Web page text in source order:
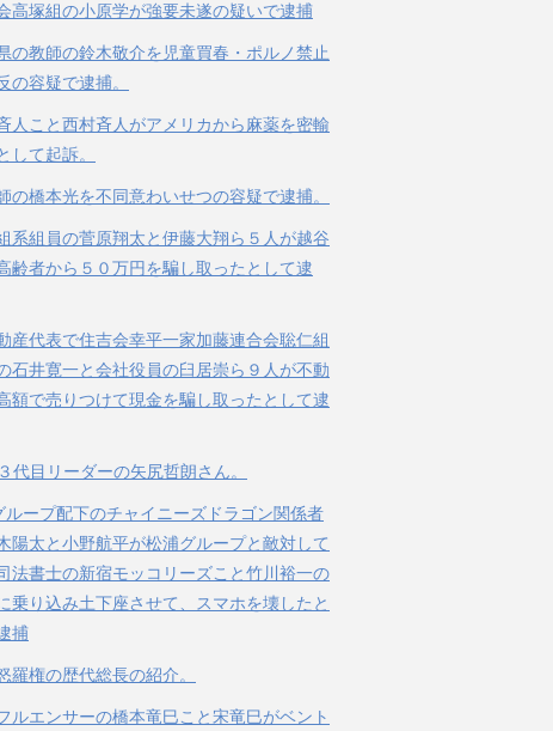
高塚組の小原学が強要未遂の疑いで逮捕
の教師の鈴木敬介を児童買春・ポルノ禁止
の容疑で逮捕。
人こと西村斉人がアメリカから麻薬を密輸
して起訴。
の橋本光を不同意わいせつの容疑で逮捕。
系組員の菅原翔太と伊藤大翔ら５人が越谷
齢者から５０万円を騙し取ったとして逮
産代表で住吉会幸平一家加藤連合会聡仁組
石井寛一と会社役員の臼居崇ら９人が不動
額で売りつけて現金を騙し取ったとして逮
代目リーダーの矢尻哲朗さん。
ループ配下のチャイニーズドラゴン関係者
陽太と小野航平が松浦グループと敵対して
法書士の新宿モッコリーズこと竹川裕一の
乗り込み土下座させて、スマホを壊したと
捕
羅権の歴代総長の紹介。
ルエンサーの橋本竜巳こと宋竜巳がベント